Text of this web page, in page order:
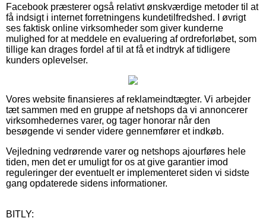
Facebook præsterer også relativt ønskværdige metoder til at
få indsigt i internet forretningens kundetilfredshed. I øvrigt
ses faktisk online virksomheder som giver kunderne
mulighed for at meddele en evaluering af ordreforløbet, som
tillige kan drages fordel af til at få et indtryk af tidligere
kunders oplevelser.
Vores website finansieres af reklameindtægter. Vi arbejder
tæt sammen med en gruppe af netshops da vi annoncerer
virksomhedernes varer, og tager honorar når den
besøgende vi sender videre gennemfører et indkøb.
Vejledning vedrørende varer og netshops ajourføres hele
tiden, men det er umuligt for os at give garantier imod
reguleringer der eventuelt er implementeret siden vi sidste
gang opdaterede sidens informationer.
BITLY: